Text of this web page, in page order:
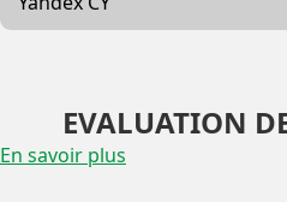
EVALUATION
En savoir plus